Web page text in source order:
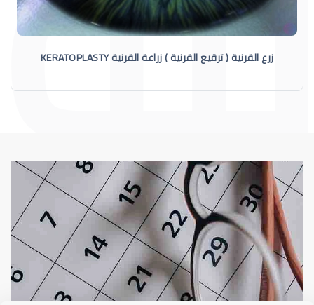
زرع القرنية ( ترقيع القرنية ) زراعة القرنية KERATOPLASTY
القرنية